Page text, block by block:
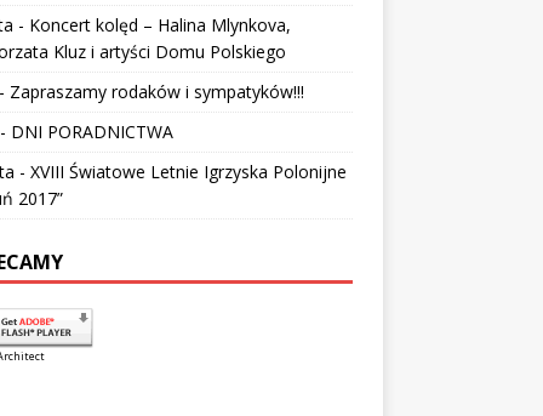
- Koncert kolęd – Halina Mlynkova,
Kluz i artyści Domu Polskiego
Zapraszamy rodaków i sympatyków!!!
DNI PORADNICTWA
- XVIII Światowe Letnie Igrzyska Polonijne
2017”